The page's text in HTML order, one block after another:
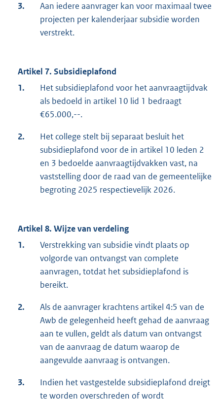
3.
Aan iedere aanvrager kan voor maximaal twee
projecten per kalenderjaar subsidie worden
verstrekt.
Artikel 7. Subsidieplafond
1.
Het subsidieplafond voor het aanvraagtijdvak
als bedoeld in artikel 10 lid 1 bedraagt
€65.000,--.
2.
Het college stelt bij separaat besluit het
subsidieplafond voor de in artikel 10 leden 2
en 3 bedoelde aanvraagtijdvakken vast, na
vaststelling door de raad van de gemeentelijke
begroting 2025 respectievelijk 2026.
Artikel 8. Wijze van verdeling
1.
Verstrekking van subsidie vindt plaats op
volgorde van ontvangst van complete
aanvragen, totdat het subsidieplafond is
bereikt.
2.
Als de aanvrager krachtens artikel 4:5 van de
Awb de gelegenheid heeft gehad de aanvraag
aan te vullen, geldt als datum van ontvangst
van de aanvraag de datum waarop de
aangevulde aanvraag is ontvangen.
3.
Indien het vastgestelde subsidieplafond dreigt
te worden overschreden of wordt